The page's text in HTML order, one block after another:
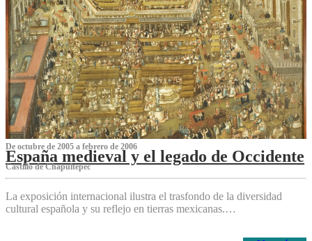
De octubre de 2005 a febrero de 2006
España medieval y el legado de Occidente
Castillo de Chapultepec
La exposición internacional ilustra el trasfondo de la diversidad
cultural española y su reflejo en tierras mexicanas.…